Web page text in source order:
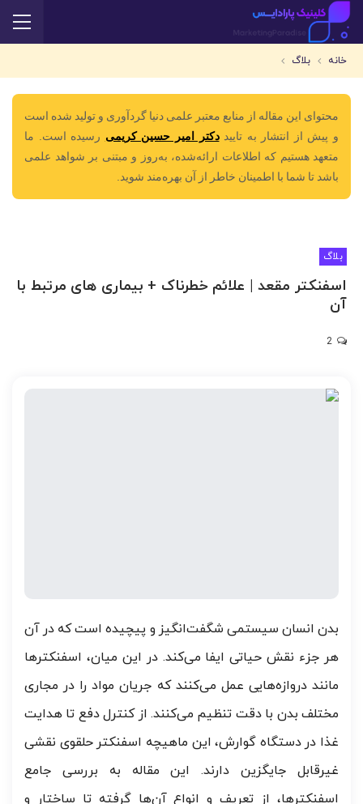
خانه بلاگ
محتوای این مقاله از منابع معتبر علمی دنیا گردآوری و تولید شده است
و پیش از انتشار به تاییددکتر امیر حسین کریمی رسیده است. ما
متعهد هستیم که اطلاعات ارائه‌شده، به‌روز و مبتنی بر شواهد علمی
باشد تا شما با اطمینان خاطر از آن بهره‌مند شوید.
بلاگ
اسفنکتر مقعد | علائم خطرناک + بیماری های مرتبط با
آن
بدن انسان سیستمی شگفت‌انگیز و پیچیده است که در آن
هر جزء نقش حیاتی ایفا می‌کند. در این میان، اسفنکترها
مانند دروازه‌هایی عمل می‌کنند که جریان مواد را در مجاری
مختلف بدن با دقت تنظیم می‌کنند. از کنترل دفع تا هدایت
غذا در دستگاه گوارش، این ماهیچه اسفنکتر حلقوی نقشی
غیرقابل جایگزین دارند. این مقاله به بررسی جامع
اسفنکترها، از تعریف و انواع آن‌ها گرفته تا ساختار و